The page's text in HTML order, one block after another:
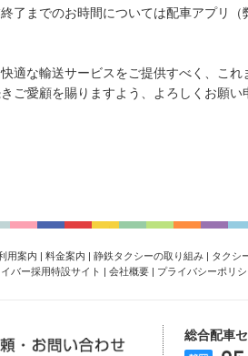
了までのお時間については配車アプリ
適な輸送サービスをご提供すべく、これ
ご愛顧を賜りますよう、よろしくお願い
用案内 | 料金案内 | 静鉄タクシーの取り組み| タクシ
バー採用特設サイト | 会社概要| プライバシーポリシ
総合配車